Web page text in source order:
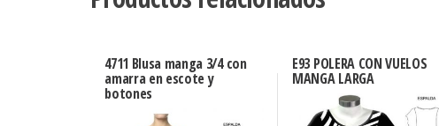
4711 Blusa manga 3/4 con
amarra en escote y
botones
E93 POLERA CON VUELOS
MANGA LARGA